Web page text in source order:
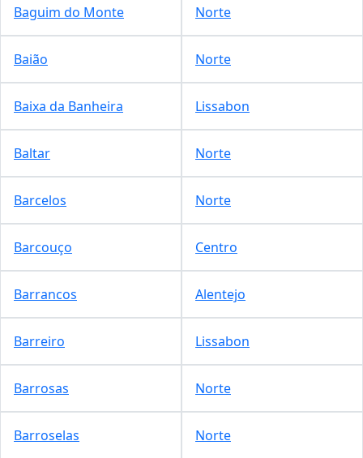
Baguim do Monte Norte
Baião Norte
Baixa da Banheira Lissabon
Baltar Norte
Barcelos Norte
Barcouço Centro
Barrancos Alentejo
Barreiro Lissabon
Barrosas Norte
Barroselas Norte